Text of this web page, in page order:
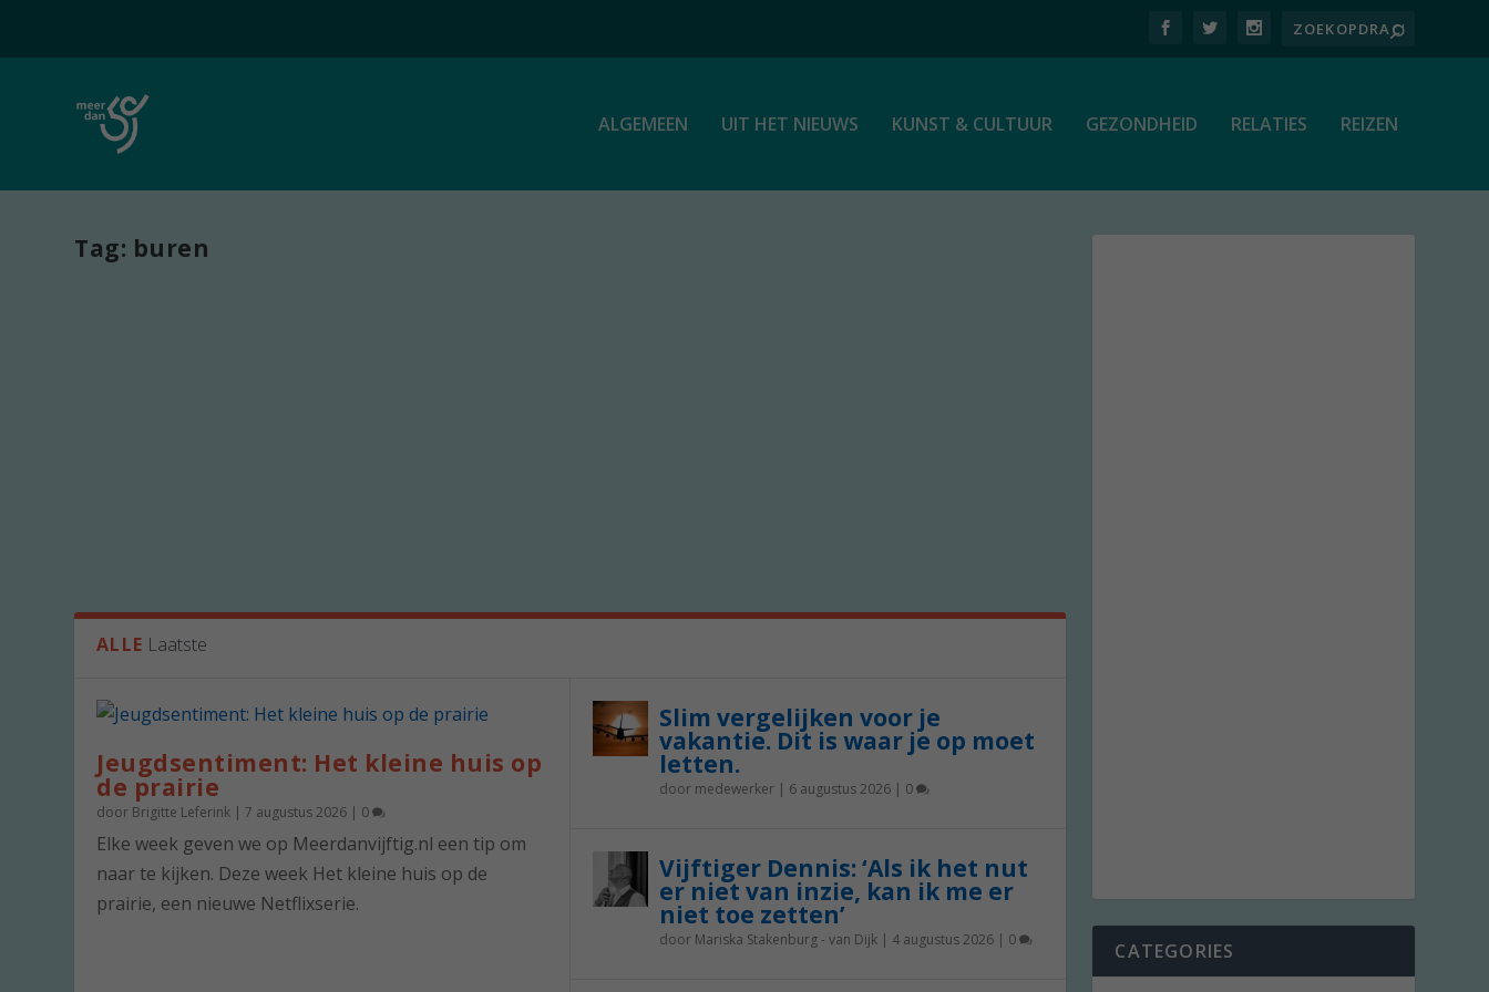
ALGEMEEN UIT HET NIEUWS KUNST & CULTUUR GEZONDHEID RELATIES REIZEN
Tag: buren
ALLE Laatste
Jeugdsentiment: Het kleine huis op
de prairie
door Brigitte Leferink |7 augustus 2026 | 0
Elke week geven we op Meerdanvijftig.nl een tip om
naar te kijken. Deze week Het kleine huis op de
prairie, een nieuwe Netflixserie.
Slim vergelijken voor je
vakantie. Dit is waar je op moet
letten.
door medewerker| 6 augustus 2026| 0
Vijftiger Dennis: ‘Als ik het nut
er niet van inzie, kan ik me er
niet toe zetten’
door Mariska Stakenburg - van Dijk| 4 augustus 2026| 0 CATEGORIES